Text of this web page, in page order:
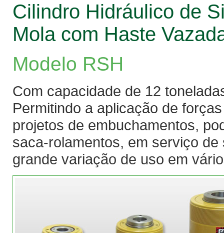
Cilindro Hidráulico de
Mola com Haste
Modelo RSH
Com capacidade de 12
Permitindo a aplicação de
projetos de embuchamentos,
saca-rolamentos, em serviço
grande variação de uso em